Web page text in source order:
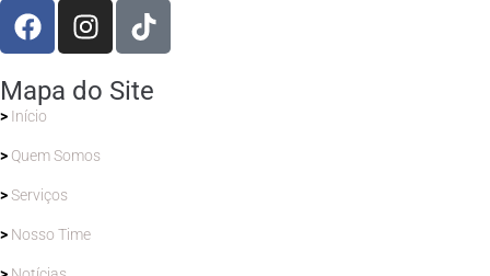
Mapa do Site
> Início
> Quem Somos
>Serviços
> Nosso Time